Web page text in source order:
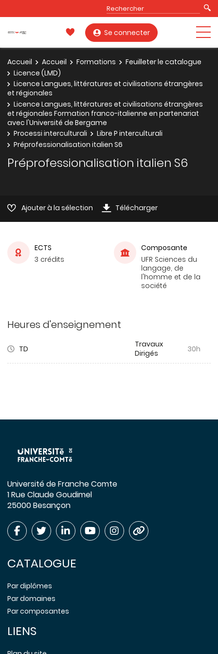
Se connecter
Accueil Accueil Formations
Feuilleter le catalogue
Licence (LMD)
Licence Langues, littératures et civilisations étrangères
et régionales
Licence Langues, littératures et civilisations étrangères
et régionales Formation franco-italienne en partenariat
avec l'Université de Bergame
Processi interculturali
Libre P interculturali
Préprofessionalisation italien S6
Préprofessionalisation italien S6
Ajouter à la sélection Télécharger
ECTS
3 crédits
Composante
UFR Sciences du
langage, de
l'homme et de la
société
Heures d'enseignement
TD
Travaux
Dirigés
30h
Université de Franche Comte
1 Rue Claude Goudimel
25000 Besançon
CATALOGUE
Par diplômes
Par domaines
Par composantes
LIENS